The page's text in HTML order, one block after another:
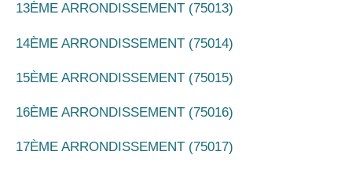
13ÈME ARRONDISSEMENT (75013)
14ÈME ARRONDISSEMENT (75014)
15ÈME ARRONDISSEMENT (75015)
16ÈME ARRONDISSEMENT (75016)
17ÈME ARRONDISSEMENT (75017)